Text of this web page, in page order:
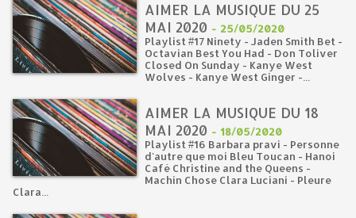
AIMER LA MUSIQUE DU 25
MAI 2020 - 25/05/2020
Playlist #17 Ninety - Jaden Smith Bet -
Octavian Best You Had - Don Toliver
Closed On Sunday - Kanye West
Wolves - Kanye West Ginger -...
AIMER LA MUSIQUE DU 18
MAI 2020 - 18/05/2020
Playlist #16 Barbara pravi - Personne
d'autre que moi Bleu Toucan - Hanoi
Café Christine and the Queens -
Machin Chose Clara Luciani - Pleure
Clara...